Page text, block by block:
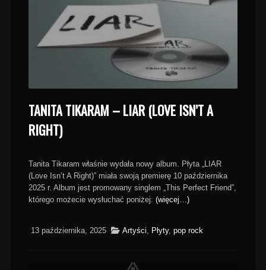
TANITA TIKARAM – LIAR (LOVE ISN’T A
RIGHT)
Tanita Tikaram właśnie wydała nowy album. Płyta „LIAR
(Love Isn’t A Right)” miała swoją premierę 10 października
2025 r. Album jest promowany singlem „This Perfect Friend”,
którego możecie wysłuchać poniżej: (więcej…)
13 października, 2025 Artyści, Płyty, pop rock